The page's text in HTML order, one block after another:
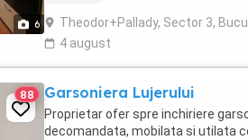
6
Theodor+Pallady, Sector 3,
4 august
88 Garsoniera Lujerului
Proprietar ofer spre inchiriere
decomandata, mobilata si utilata